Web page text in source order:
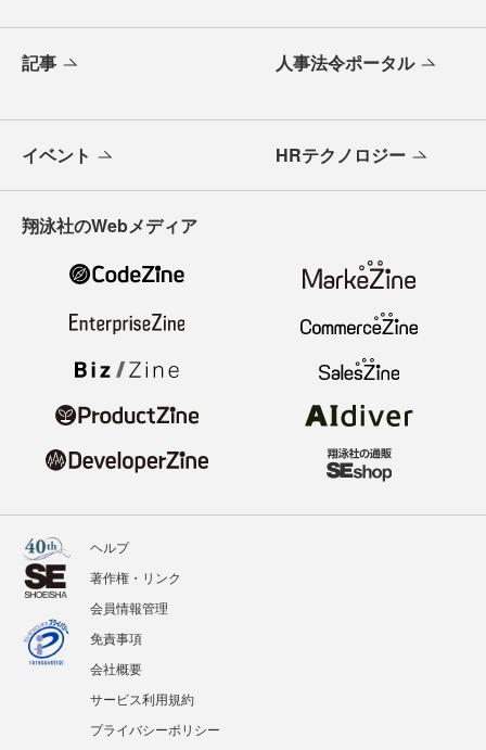
記事 人事法令ポータル
イベント HRテクノロジー
翔泳社のWebメディア
ヘルプ
著作権・リンク
会員情報管理
免責事項
会社概要
サービス利用規約
プライバシーポリシー